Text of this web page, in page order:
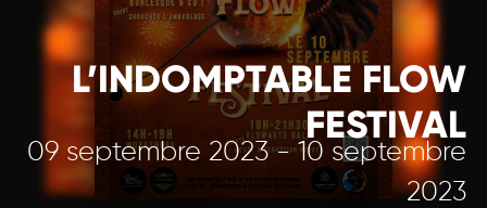
L’INDOMPTABLE FLOW
FESTIVAL
09 septembre 2023 - 10 septembre
2023